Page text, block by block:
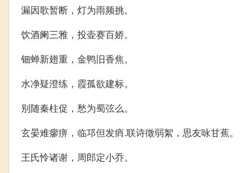
漏因歌暂断，灯为雨频挑。
饮酒阑三雅，投壶赛百娇。
钿蝉新翅重，金鸭旧香焦。
水净疑澄练，霞孤欲建标。
别随秦柱促，愁为蜀弦么。
玄晏难瘳痹，临邛但发痟.联诗徵弱絮，思友咏甘蕉。
王氏怜诸谢，周郎定小乔。